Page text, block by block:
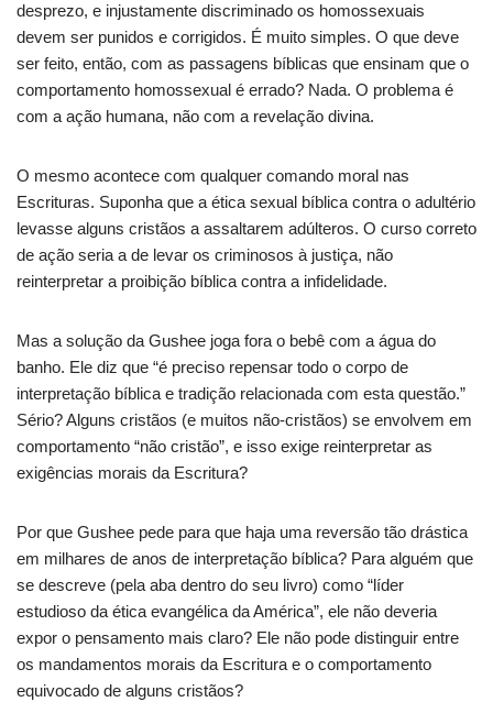
desprezo, e injustamente discriminado os homossexuais
devem ser punidos e corrigidos. É muito simples. O que deve
ser feito, então, com as passagens bíblicas que ensinam que o
comportamento homossexual é errado? Nada. O problema é
com a ação humana, não com a revelação divina.
O mesmo acontece com qualquer comando moral nas
Escrituras. Suponha que a ética sexual bíblica contra o adultério
levasse alguns cristãos a assaltarem adúlteros. O curso correto
de ação seria a de levar os criminosos à justiça, não
reinterpretar a proibição bíblica contra a infidelidade.
Mas a solução da Gushee joga fora o bebê com a água do
banho. Ele diz que “é preciso repensar todo o corpo de
interpretação bíblica e tradição relacionada com esta questão.”
Sério?Alguns cristãos (e muitos não-cristãos) se envolvem em
comportamento “não cristão”, e isso exige reinterpretar as
exigências morais da Escritura?
Por que Gushee pede para que haja uma reversão tão drástica
em milhares de anos de interpretação bíblica? Para alguém que
se descreve (pela aba dentro do seu livro) como “líder
estudioso da ética evangélica da América”, ele não deveria
expor o pensamento mais claro? Ele não pode distinguir entre
os mandamentos morais da Escritura e o comportamento
equivocado de alguns cristãos?